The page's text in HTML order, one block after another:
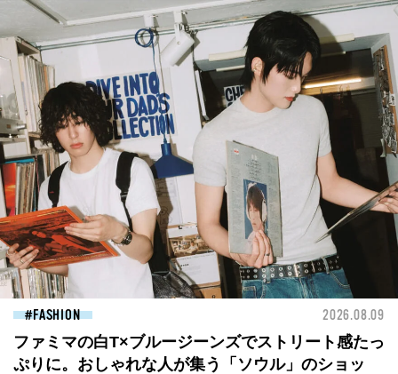
FASHION 2026.08.09
ファミマの白T×ブルージーンズでストリート感たっ
ぷりに。おしゃれな人が集う「ソウル」のショッ